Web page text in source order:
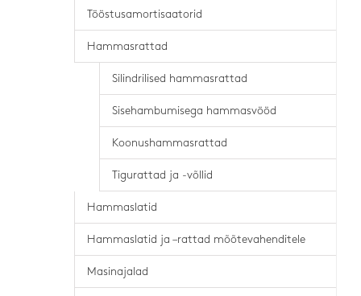
Tööstusamortisaatorid
Hammasrattad
Silindrilised hammasrattad
Sisehambumisega hammasvööd
Koonushammasrattad
Tigurattad ja -võllid
Hammaslatid
Hammaslatid ja –rattad mõõtevahenditele
Masinajalad